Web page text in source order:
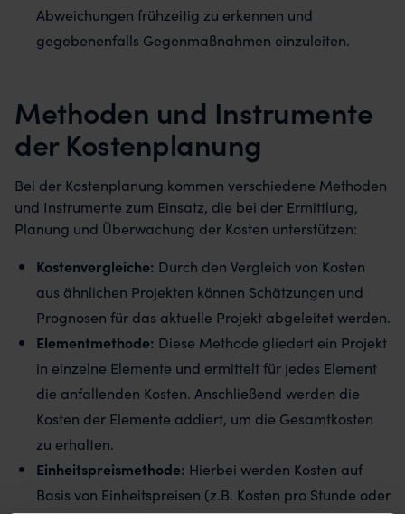
Abweichungen frühzeitig zu erkennen und
gegebenenfalls Gegenmaßnahmen einzuleiten.
Methoden und Instrumente
der Kostenplanung
Bei der Kostenplanung kommen verschiedene Methoden
und Instrumente zum Einsatz, die bei der Ermittlung,
Planung und Überwachung der Kosten unterstützen:
Kostenvergleiche: Durch den Vergleich von Kosten
aus ähnlichen Projekten können Schätzungen und
Prognosen für das aktuelle Projekt abgeleitet werden.
Elementmethode: Diese Methode gliedert ein Projekt
in einzelne Elemente und ermittelt für jedes Element
die anfallenden Kosten. Anschließend werden die
Kosten der Elemente addiert, um die Gesamtkosten
zu erhalten.
Einheitspreismethode: Hierbei werden Kosten auf
Basis von Einheitspreisen (z.B. Kosten pro Stunde oder